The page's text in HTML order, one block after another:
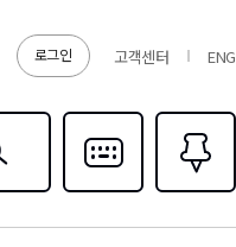
로그인 고객센터 ENG
다국어입력
즐겨찾기0